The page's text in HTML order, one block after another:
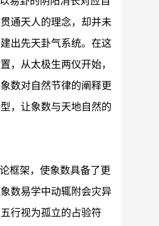
通天人的理念，却并未
出先天卦气系统。在这
，从太极生两仪开始，
数对自然节律的阐释更
，让象数与天地自然的
框架，使象数具备了更
数易学中动辄附会灾异
行视为孤立的占验符